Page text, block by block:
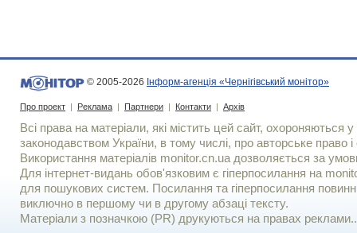
© 2005-2026 Інформ-агенція «Чернігівський монітор»
Про проект | Реклама | Партнери | Контакти | Архів
Всі права на матеріали, які містить цей сайт, охороняються у
законодавством України, в тому числі, про авторське право і
Використання матерiалiв monitor.cn.ua дозволяється за
Для iнтернет-видань обов'язковим є гiперпосилання на
для пошукових систем. Посилання та гіперпосилання
виключно в першому чи в другому абзаці тексту.
Матеріали з позначкою (PR) друкуються на правах реклами..